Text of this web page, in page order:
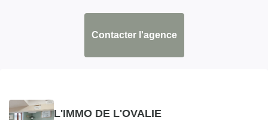
Contacter l'agence
L'IMMO DE L'OVALIE